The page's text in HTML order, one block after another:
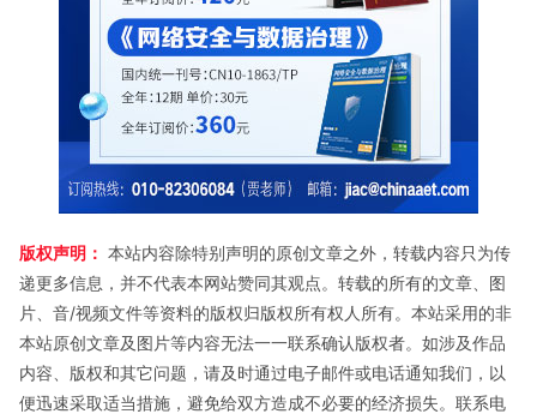
版权声明： 本站内容除特别声明的原创文章之外，转载内容只为传
递更多信息，并不代表本网站赞同其观点。转载的所有的文章、图
片、音/视频文件等资料的版权归版权所有权人所有。本站采用的非
本站原创文章及图片等内容无法一一联系确认版权者。如涉及作品
内容、版权和其它问题，请及时通过电子邮件或电话通知我们，以
便迅速采取适当措施，避免给双方造成不必要的经济损失。联系电